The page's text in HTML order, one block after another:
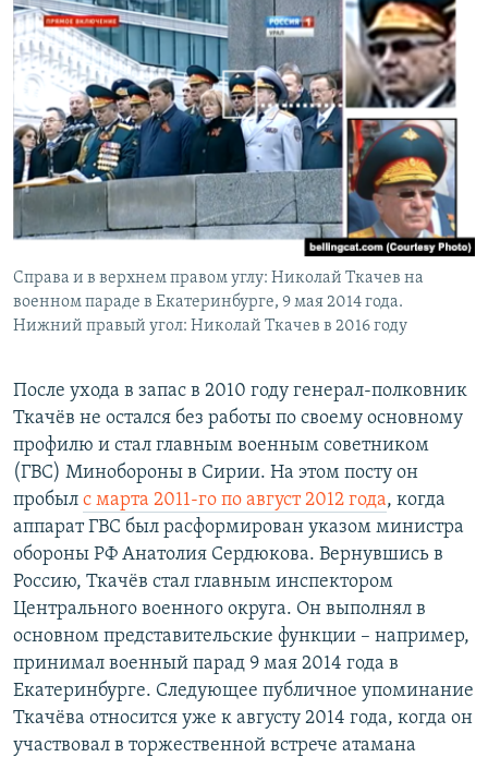
Справа и в верхнем правом углу: Николай Ткачев на
военном параде в Екатеринбурге, 9 мая 2014 года.
Нижний правый угол: Николай Ткачев в 2016 году
После ухода в запас в 2010 году генерал-полковник
Ткачёв не остался без работы по своему основному
профилю и стал главным военным советником
(ГВС) Минобороны в Сирии. На этом посту он
пробыл с марта 2011-го по август 2012 года, когда
аппарат ГВС был расформирован указом министра
обороны РФ Анатолия Сердюкова. Вернувшись в
Россию, Ткачёв стал главным инспектором
Центрального военного округа. Он выполнял в
основном представительские функции – например,
принимал военный парад 9 мая 2014 года в
Екатеринбурге. Следующее публичное упоминание
Ткачёва относится уже к августу 2014 года, когда он
участвовал в торжественной встрече атамана